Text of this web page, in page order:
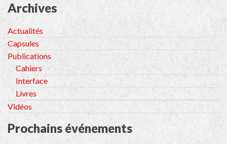
Archives
Actualités
Capsules
Publications
Cahiers
Interface
Livres
Vidéos
Prochains événements